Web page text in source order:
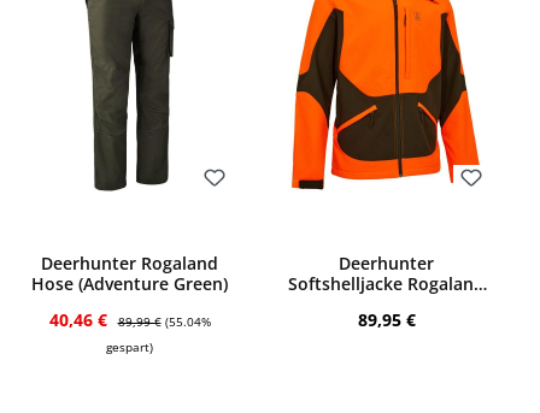
Deerhunter Rogaland
Hose (Adventure Green)
Verkaufspreis:
40,46 € Regulärer Preis:
89,99 € (55.04%
gespart)
Deerhunter
Softshelljacke Rogaland
Regulärer Preis:
89,95 €